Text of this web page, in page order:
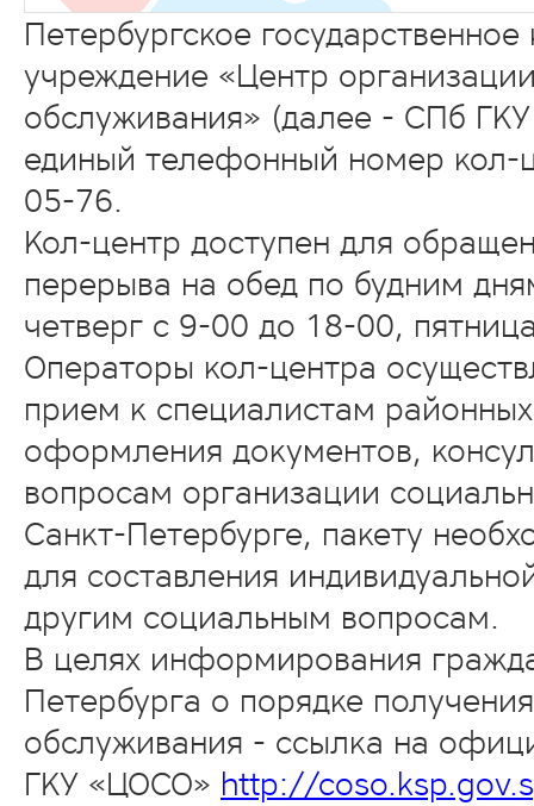
Петербургское государственное
учреждение «Центр
обслуживания» (далее - СПб
единый телефонный номер кол-
05-76.
Кол-центр доступен для
перерыва на обед по будним
четверг с 9-00 до 18-00,
Операторы кол-центра
прием к специалистам
оформления документов,
вопросам организации
Санкт-Петербурге, пакету
для составления
другим социальным вопросам.
В целях информирования
Петербурга о порядке
обслуживания - ссылка на
ГКУ «ЦОСО» http://